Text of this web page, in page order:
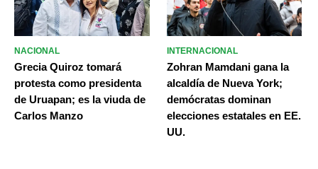
NACIONAL
Grecia Quiroz tomará
protesta como presidenta
de Uruapan; es la viuda de
Carlos Manzo
INTERNACIONAL
Zohran Mamdani gana la
alcaldía de Nueva York;
demócratas dominan
elecciones estatales en EE.
UU.